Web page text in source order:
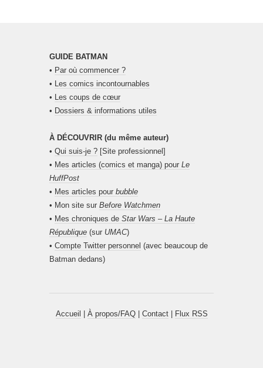
GUIDE BATMAN
• Par où commencer ?
• Les comics incontournables
• Les coups de cœur
• Dossiers & informations utiles
À DÉCOUVRIR (du même auteur)
• Qui suis-je ? [Site professionnel]
• Mes articles (comics et manga) pour Le
HuffPost
• Mes articles pour bubble
• Mon site sur Before Watchmen
• Mes chroniques de Star Wars – La Haute
République (sur UMAC)
• Compte Twitter personnel (avec beaucoup de
Batman dedans)
Accueil À propos/FAQ| Contact| Flux RSS